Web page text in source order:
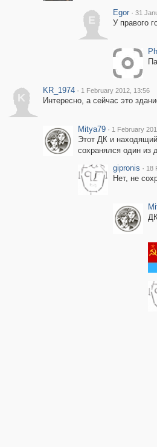
E
Egor · 31
У правого
K
KR_1974 · 1 February 2012, 13:56
Интересно, а сейчас это
Mitya79 · 1 February
Этот ДК и
сохранялся один из
gipronis · 18
Нет, не